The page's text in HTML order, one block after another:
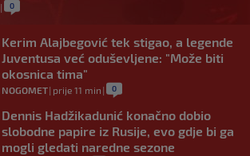
| 0
Kerim Alajbegović tek stigao, a legende
Juventusa već oduševljene: "Može biti
okosnica tima"
NOGOMET| prije 11 min | 0
Dennis Hadžikadunić konačno dobio
slobodne papire iz Rusije, evo gdje bi ga
mogli gledati naredne sezone